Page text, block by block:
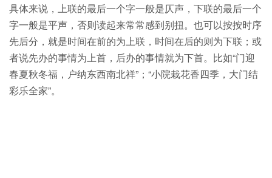
具体来说，上联的最后一个字一般是仄声，下联的最后一个
字一般是平声，否则读起来常常感到别扭。也可以按按时序
先后分，就是时间在前的为上联，时间在后的则为下联；或
者说先办的事情为上首，后办的事情就为下首。比如“门迎
春夏秋冬福，户纳东西南北祥”；“小院栽花香四季，大门结
彩乐全家”。